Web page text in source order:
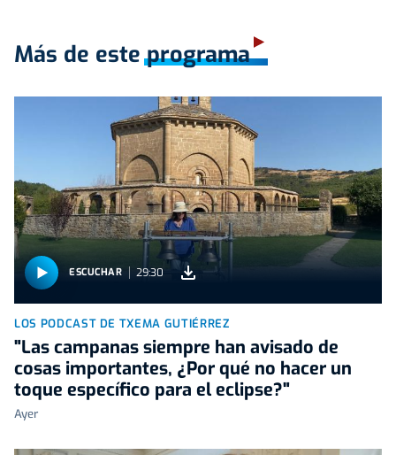
Más de este programa
ESCUCHAR 29:30
LOS PODCAST DE TXEMA GUTIÉRREZ
"Las campanas siempre han avisado de
cosas importantes, ¿Por qué no hacer un
toque específico para el eclipse?"
Ayer